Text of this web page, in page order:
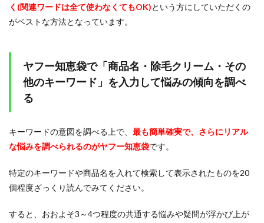
く(関連ワードは全て使わなくてもOK)という方にしていただくの
がベストな方法となっています。
ヤフー知恵袋で「商品名・除毛クリーム・その
他のキーワード」を入力して悩みの傾向を調べ
る
キーワードの意図を調べる上で、 最も簡単確実で、さらにリアル
な悩みを調べられるのがヤフー知恵袋です。
特定のキーワードや商品名を入れて検索して表示されたものを20
個程度ざっくり読んでみてください。
すると、おおよそ3～4つ程度の共通する悩みや疑問が浮かび上が